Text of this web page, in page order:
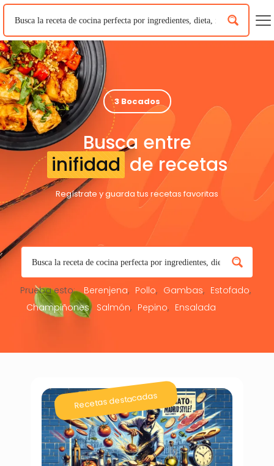
3 Bocados
Busca entre
inifidad de recetas
Regístrate y guarda tus recetas favoritas
Prueba esto: Berenjena Pollo Gambas
Estofado
Champiñones
Salmón Pepino Ensalada
Recetas destacadas